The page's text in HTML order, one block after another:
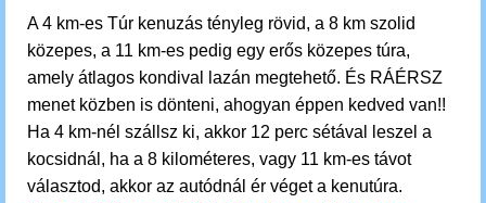
A 4 km-es Túr kenuzás tényleg rövid, a 8 km szolid
közepes, a 11 km-es pedig egy erős közepes túra,
amely átlagos kondival lazán megtehető. És RÁÉRSZ
menet közben is dönteni, ahogyan éppen kedved van!!
Ha 4 km-nél szállsz ki, akkor 12 perc sétával leszel a
kocsidnál, ha a 8 kilométeres, vagy 11 km-es távot
választod, akkor az autódnál ér véget a kenutúra.